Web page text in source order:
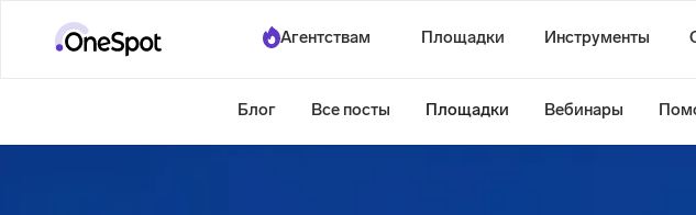
Агентствам Площадки Инструменты
Блог Все посты Площадки Вебинары